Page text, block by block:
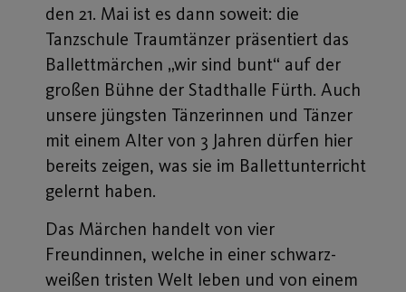
den 21. Mai ist es dann soweit: die
Tanzschule Traumtänzer präsentiert das
Ballettmärchen „wir sind bunt“ auf der
großen Bühne der Stadthalle Fürth. Auch
unsere jüngsten Tänzerinnen und Tänzer
mit einem Alter von 3 Jahren dürfen hier
bereits zeigen, was sie im Ballettunterricht
gelernt haben.
Das Märchen handelt von vier
Freundinnen, welche in einer schwarz-
weißen tristen Welt leben und von einem